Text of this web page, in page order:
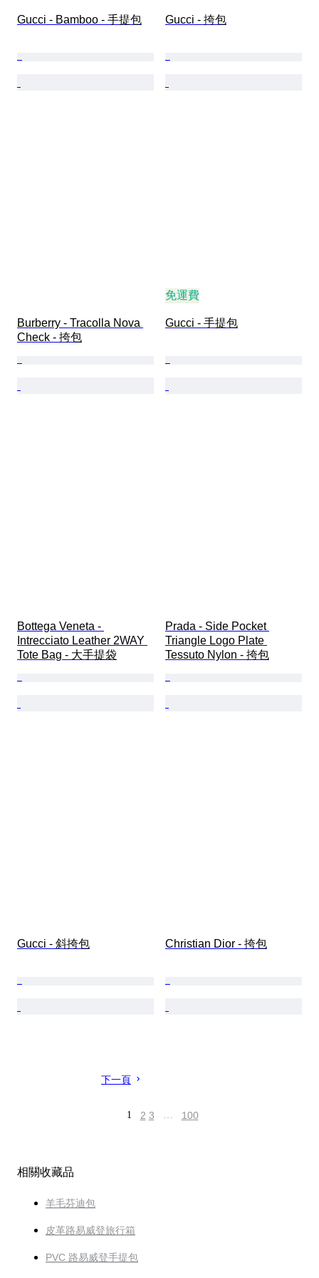
Gucci - Bamboo - 手提包 Gucci - 挎包
Burberry - Tracolla Nova
Check - 挎包
免運費
Gucci - 手提包
Bottega Veneta -
Intrecciato Leather 2WAY
Tote Bag - 大手提袋
Prada - Side Pocket
Triangle Logo Plate
Tessuto Nylon - 挎包
Gucci - 斜挎包 Christian Dior - 挎包
下一頁
1 2 3 … 100
相關收藏品
羊毛芬迪包
皮革路易威登旅行箱
PVC 路易威登手提包